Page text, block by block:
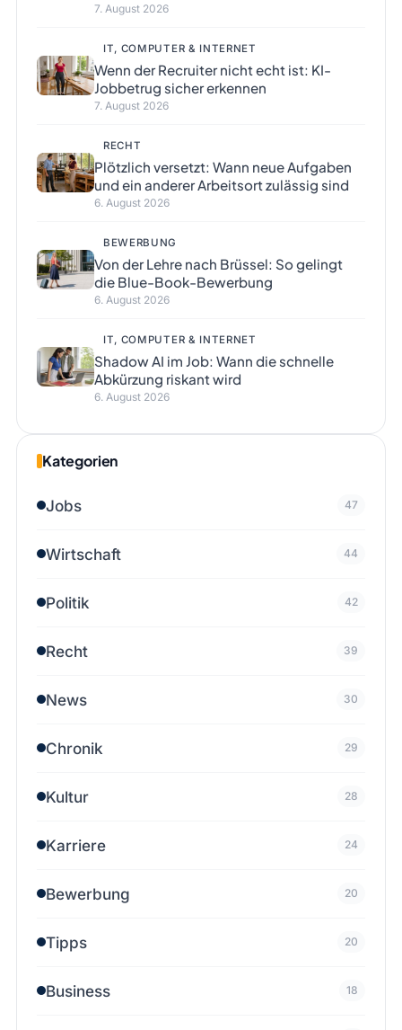
7. August 2026
IT, COMPUTER & INTERNET
Wenn der Recruiter nicht echt ist: KI-
Jobbetrug sicher erkennen
7. August 2026
RECHT
Plötzlich versetzt: Wann neue Aufgaben
und ein anderer Arbeitsort zulässig sind
6. August 2026
BEWERBUNG
Von der Lehre nach Brüssel: So gelingt
die Blue-Book-Bewerbung
6. August 2026
IT, COMPUTER & INTERNET
Shadow AI im Job: Wann die schnelle
Abkürzung riskant wird
6. August 2026
Kategorien
Jobs 47
Wirtschaft 44
Politik 42
Recht 39
News 30
Chronik 29
Kultur 28
Karriere 24
Bewerbung 20
Tipps 20
Business 18